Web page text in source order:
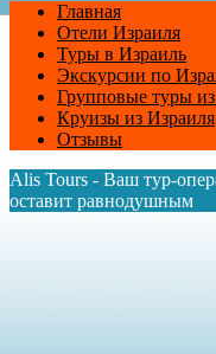
Главная
Отели Израиля
Туры в Израиль
Экскурсии по
Групповые туры
Круизы из Израиля
Отзывы
Alis Tours - Ваш тур-
оставит равнодушным